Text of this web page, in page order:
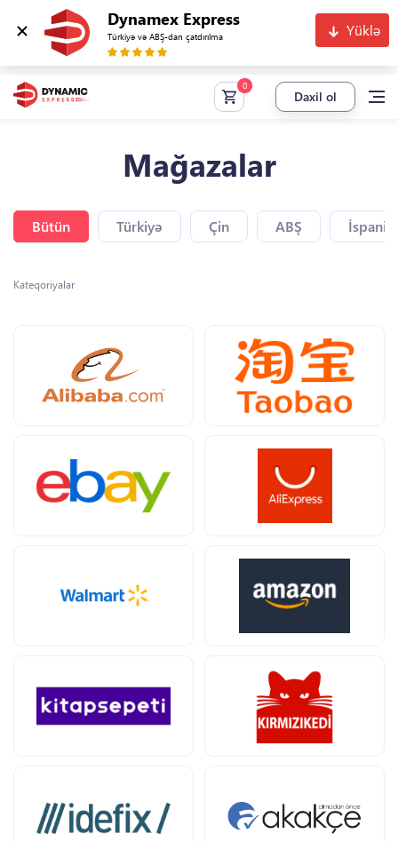
Dynamex Express
Türkiyə və ABŞ-dan çatdırılma Yüklə
Daxil ol
Mağazalar
Bütün Türkiyə Çin ABŞ
Kateqoriyalar